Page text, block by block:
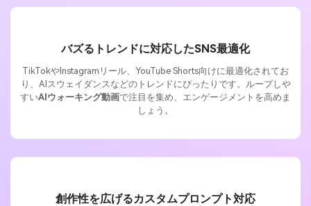
バズるトレンドに対応したSNS最適化
TikTokやInstagramリール、YouTube Shorts向けに最適化されてお
り、AIスウェイダンスなどのトレンドにぴったりです。ループしや
すいAIウォーキング動画で注目を集め、エンゲージメントを高めま
しょう。
創作性を広げるカスタムプロンプト対応